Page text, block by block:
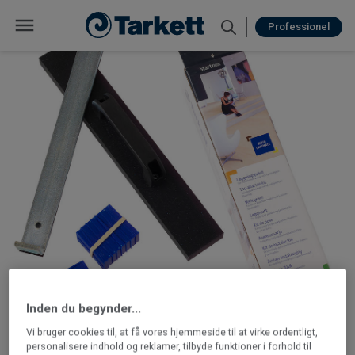
Professionel
Inden du begynder...
Vi bruger cookies til, at få vores hjemmeside til at virke ordentligt,
personalisere indhold og reklamer, tilbyde funktioner i forhold til